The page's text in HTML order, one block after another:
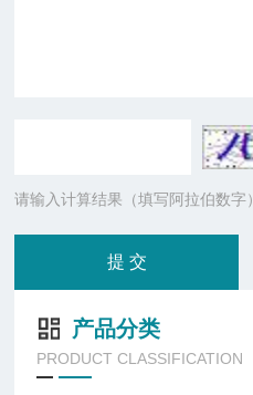
请输入计算结果（填写阿拉伯数字
产品分类
PRODUCT CLASSIFICATION